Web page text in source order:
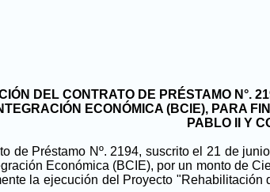
DEL CONTRATO DE PRÉSTAMO N°.
ECONÓMICA (BCIE), PARA
PABLO II Y
de Préstamo Nº. 2194, suscrito el 21 de
Económica (BCIE), por un monto de
la ejecución del Proyecto